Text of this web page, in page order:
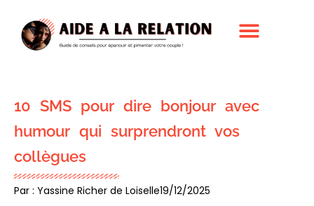
10 SMS pour dire bonjour avec
humour qui surprendront vos
collègues
Par : Yassine Richer de Loiselle19/12/2025